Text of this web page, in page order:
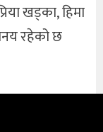
खड्का, हिमा
रहेको छ